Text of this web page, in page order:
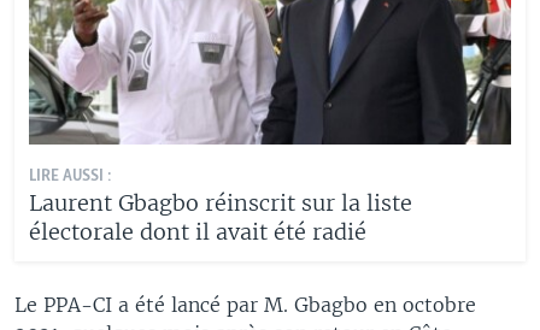
LIRE AUSSI :
Laurent Gbagbo réinscrit sur la liste
électorale dont il avait été radié
Le PPA-CI a été lancé par M. Gbagbo en octobre